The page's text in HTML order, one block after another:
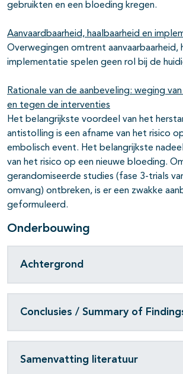
gebruikten en een bloeding kregen.
Aanvaardbaarheid, haalbaarheid en
Overwegingen omtrent aanvaarbaarheid,
implementatie spelen geen rol bij de
Rationale van de aanbeveling: weging
en tegen de interventies
Het belangrijkste voordeel van het
antistolling is een afname van het risico
embolisch event. Het belangrijkste
van het risico op een nieuwe bloeding.
gerandomiseerde studies (fase 3-trials
omvang) ontbreken, is er een zwakke
geformuleerd.
Onderbouwing
Achtergrond
Conclusies / Summary of
Samenvatting literatuur